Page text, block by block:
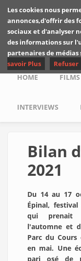
Skip to main content
Les
Main menu
HOME FILMS
INTERVIEWS
Bilan
2021
Du 14 au 17
Épinal,
qui prenait
l'automne et
Parc du
en mai. Une
pari osé de
Les cookies nous
annonces,d'offrir des
sociaux et d'analyser
des informations sur
partenaires de
savoir Plus
Refuser